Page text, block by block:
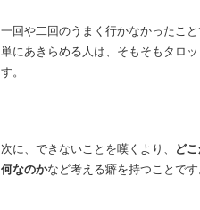
一回や二回のうまく行かなかったこ
単にあきらめる人は、そもそもタロ
す。
次に、できないことを嘆くより、
ど
何なのかなど考える癖を持つことで